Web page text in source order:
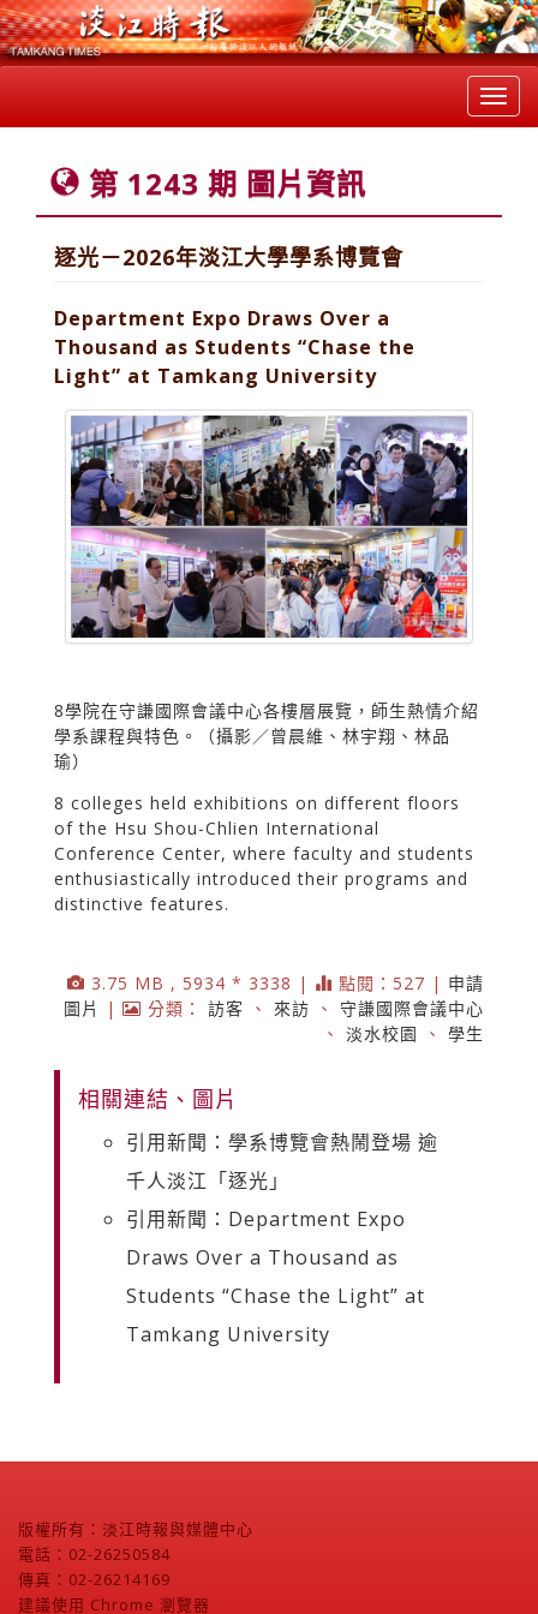
第 1243 期 圖片資訊
逐光－2026年淡江大學學系博覽會
Department Expo Draws Over a
Thousand as Students “Chase the
Light” at Tamkang University
8學院在守謙國際會議中心各樓層展覽，師生熱情介紹
學系課程與特色。（攝影／曾晨維、林宇翔、林品
瑜）
8 colleges held exhibitions on different floors
of the Hsu Shou-Chlien International
Conference Center, where faculty and students
enthusiastically introduced their programs and
distinctive features.
3.75 MB , 5934 * 3338 | 點閱：527 | 申請
圖片
| 分類： 訪客 、 來訪 、 守謙國際會議中心
、 淡水校園 、 學生
相關連結、圖片
引用新聞：學系博覽會熱鬧登場 逾
千人淡江「逐光」
引用新聞：Department Expo
Draws Over a Thousand as
Students “Chase the Light” at
Tamkang University
版權所有：淡江時報與媒體中心
電話：02-26250584
傳真：02-26214169
建議使用 Chrome 瀏覽器